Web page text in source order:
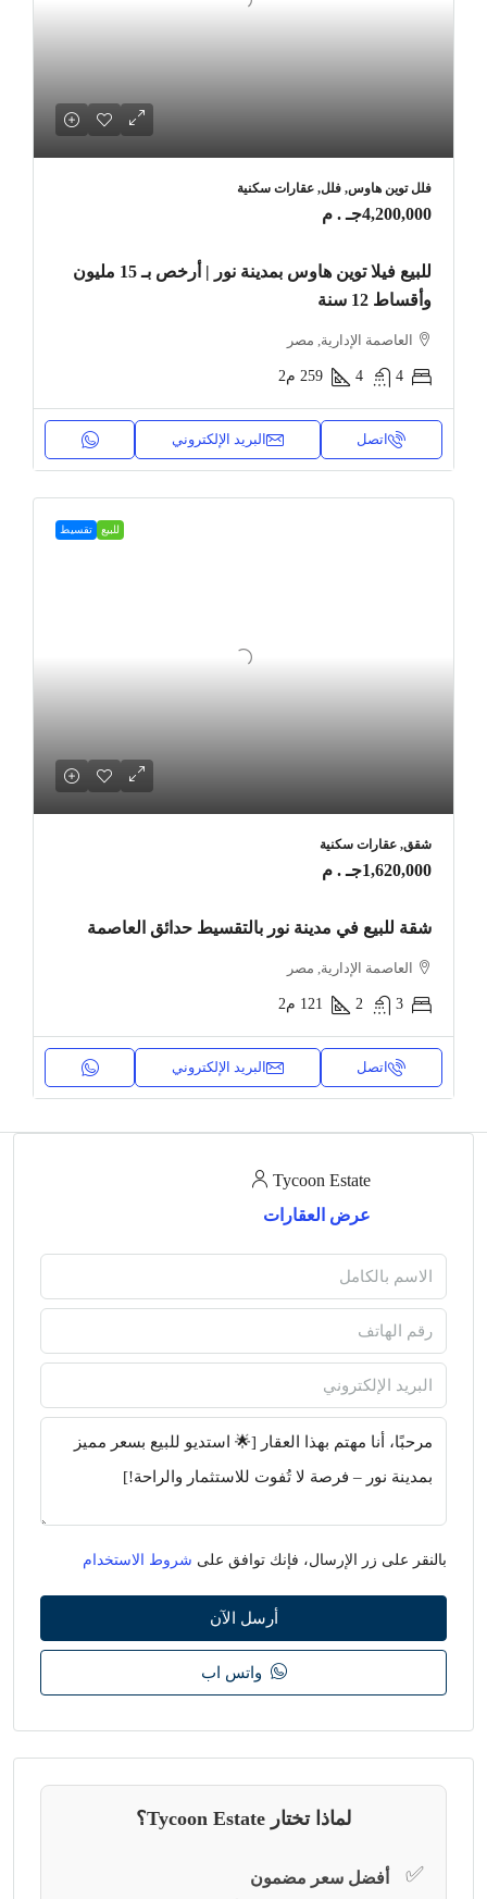
فلل توين هاوس, فلل, عقارات سكنية
4,200,000جـ . م
للبيع فيلا توين هاوس بمدينة نور | أرخص بـ 15 مليون
وأقساط 12 سنة
العاصمة الإدارية, مصر
4
4
259 م2
اتصل البريد الإلكتروني
للبيع تقسيط
شقق, عقارات سكنية
1,620,000جـ . م
شقة للبيع في مدينة نور بالتقسيط حدائق العاصمة
العاصمة الإدارية, مصر
3
2
121 م2
اتصل البريد الإلكتروني
Tycoon Estate
عرض العقارات
بالنقر على زر الإرسال، فإنك توافق على شروط الاستخدام
أرسل الآن
واتس اب
لماذا تختار Tycoon Estate؟
✅ أفضل سعر مضمون